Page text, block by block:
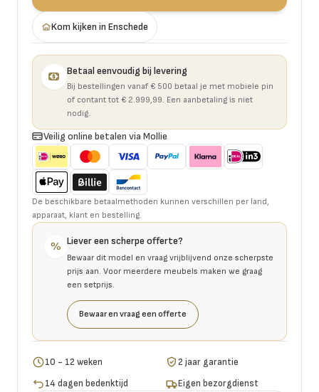
Kom kijken in Enschede
Betaal eenvoudig bij levering
Bij bestellingen vanaf € 500 betaal je met mobiele pin
of contant tot € 2.999,99. Een aanbetaling is niet
nodig.
Veilig online betalen via Mollie
De beschikbare betaalmethoden kunnen verschillen per land,
apparaat, klant en bestelling.
% Liever een scherpe offerte?
Bewaar dit model en vraag vrijblijvend onze scherpste
prijs aan. Voor meerdere meubels maken we graag
een setprijs.
Bewaar en vraag een offerte
10 - 12 weken
2 jaar garantie
14 dagen bedenktijd
Eigen bezorgdienst